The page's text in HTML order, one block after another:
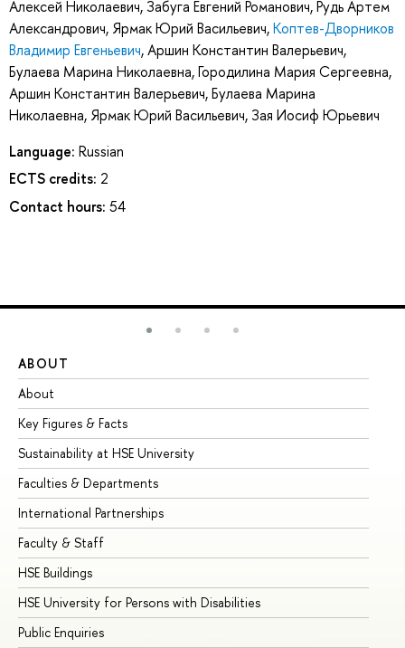
Алексей Николаевич, Забуга Евгений Романович,Рудь Артем
Александрович, Ярмак Юрий Васильевич,Коптев-Дворников
Владимир Евгеньевич,Аршин Константин Валерьевич,
Булаева Марина Николаевна,Городилина Мария Сергеевна,
Аршин Константин Валерьевич,Булаева Марина
Николаевна, Ярмак Юрий Васильевич, Зая Иосиф Юрьевич
Language: Russian
ECTS credits: 2
Contact hours: 54
ABOUT
About
Key Figures & Facts
Sustainability at HSE University
Faculties & Departments
International Partnerships
Faculty & Staff
HSE Buildings
HSE University for Persons with Disabilities
Public Enquiries